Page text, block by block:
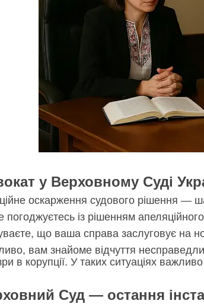
у Верховному Суді
оскарження судового рішення —
погоджуєтесь із рішенням
що ваша справа заслуговує на
вам знайоме відчуття
в корупції. У таких ситуаціях
Суд — остання